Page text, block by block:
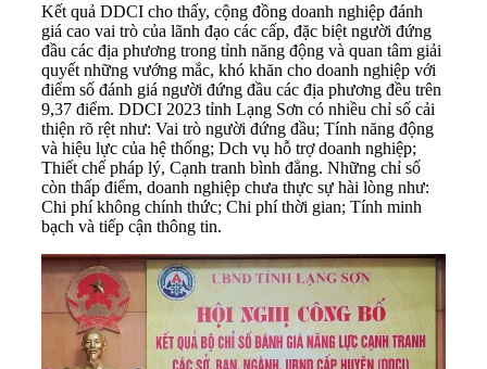
Kết quả DDCI cho thấy, cộng đồng doanh nghiệp đánh
giá cao vai trò của lãnh đạo các cấp, đặc biệt người đứng
đầu các địa phương trong tỉnh năng động và quan tâm giải
quyết những vướng mắc, khó khăn cho doanh nghiệp với
điểm số đánh giá người đứng đầu các địa phương đều trên
9,37 điểm. DDCI 2023 tỉnh Lạng Sơn có nhiều chỉ số cải
thiện rõ rệt như: Vai trò người đứng đầu; Tính năng động
và hiệu lực của hệ thống; Dch vụ hỗ trợ doanh nghiệp;
Thiết chế pháp lý, Cạnh tranh bình đẳng. Những chỉ số
còn thấp điểm, doanh nghiệp chưa thực sự hài lòng như:
Chi phí không chính thức; Chi phí thời gian; Tính minh
bạch và tiếp cận thông tin.